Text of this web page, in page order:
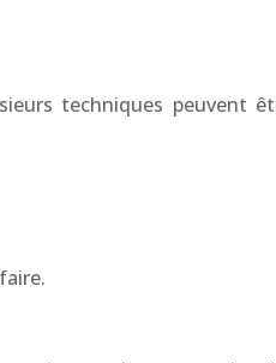
techniques peuvent